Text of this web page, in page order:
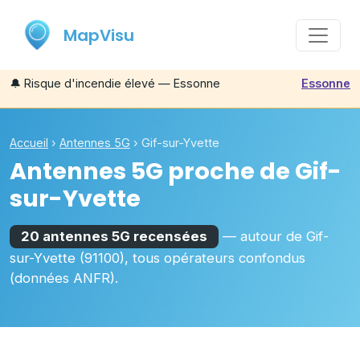
MapVisu
🔔 Risque d'incendie élevé — Essonne Essonne
Accueil › Antennes 5G › Gif-sur-Yvette
Antennes 5G proche de Gif-
sur-Yvette
20 antennes 5G recensées — autour de Gif-
sur-Yvette (91100), tous opérateurs confondus
(données ANFR).